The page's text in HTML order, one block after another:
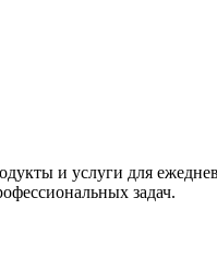
и услуги для
задач.